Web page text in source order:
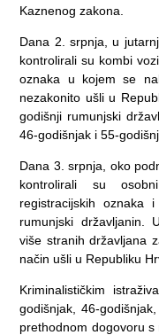
Kaznenog zakona.
Dana 2. srpnja, u
kontrolirali su kombi
oznaka u kojem se
nezakonito ušli u
godišnji rumunjski
46-godišnjak i 55-
Dana 3. srpnja, oko
kontrolirali su
registracijskih oznaka
rumunjski državljanin.
više stranih državljana
način ušli u Republiku
Kriminalističkim
godišnjak, 46-
prethodnom dogovoru